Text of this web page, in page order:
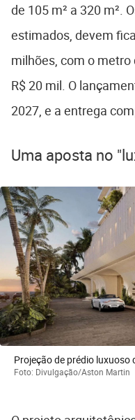
de 105 m² a 320 m².
estimados, devem
milhões, com o
R$ 20 mil. O
2027, e a entrega
Uma aposta no
Projeção de prédio
Foto: Divulgação/Aston Martin